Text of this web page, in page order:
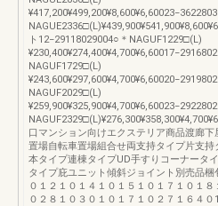
ト12−29118029004○＊NAGUF1229□(L)
NAGUF1729□(L)
NAGUF2029□(L)
口マンション向けエクステリア商品渡廊下
置場自転車置場組合せ両支持タイプ片支
本タイプ連棟タイプUD手すりコーナータ
タイプ庇ユニット傾斜ジョイント別売品梱
０１２１０１４１０１５１０１７１０１８
０２８１０３０１０１７１０２７１６４０